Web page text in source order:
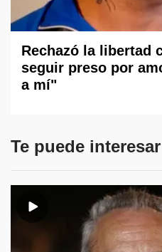
Rechazó la libertad
seguir preso por
a mí"
Te puede interesar